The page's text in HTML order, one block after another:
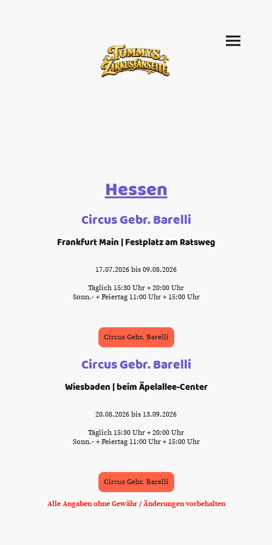
Hessen
Circus Gebr. Barelli
Frankfurt Main | Festplatz am Ratsweg
17.07.2026 bis 09.08.2026
Täglich 15:30 Uhr + 20:00 Uhr
Sonn.- + Feiertag 11:00 Uhr + 15:00 Uhr
Circus Gebr. Barelli
Alle Angaben ohne Gewähr / Änderungen vorbehalten
Circus Gebr. Barelli
Wiesbaden | beim Äpelallee-Center
20.08.2026 bis 13.09.2026
Täglich 15:30 Uhr + 20:00 Uhr
Sonn.- + Feiertag 11:00 Uhr + 15:00 Uhr
Circus Gebr. Barelli